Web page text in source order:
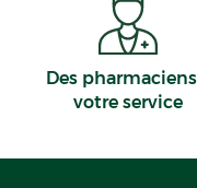
Des
votre service